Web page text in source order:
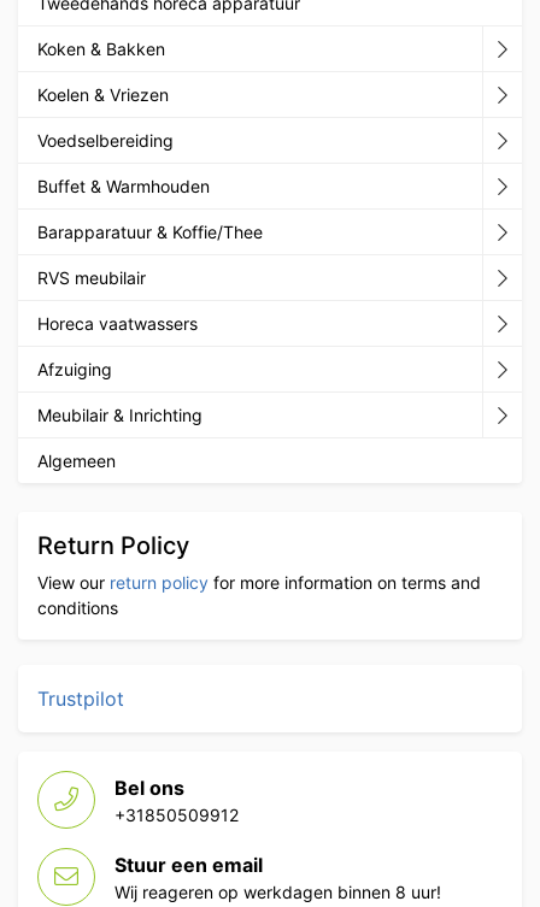
Koken & Bakken
Koelen & Vriezen
Voedselbereiding
Buffet & Warmhouden
Barapparatuur & Koffie/Thee
RVS meubilair
Horeca vaatwassers
Afzuiging
Meubilair & Inrichting
Algemeen
Return Policy
View our return policy for more information on terms and
conditions
Trustpilot
Bel ons
+31850509912
Stuur een email
Wij reageren op werkdagen binnen 8 uur!